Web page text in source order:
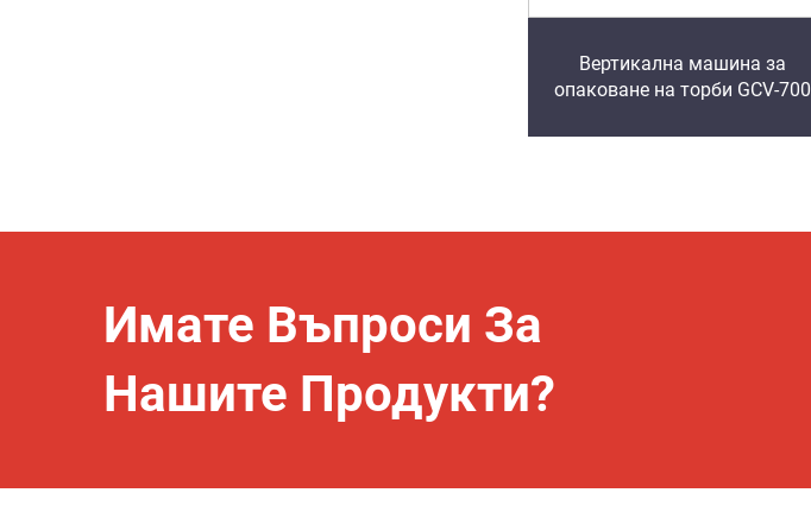
Вертикална машина за
опаковане на торби GCV-700
Имате Въпроси За
Нашите Продукти?